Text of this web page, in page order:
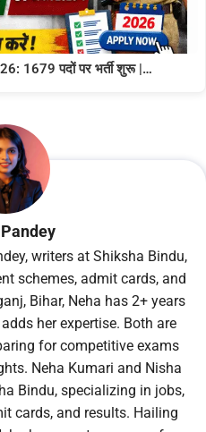
1679 पदों पर भर्ती शुरू |…
writers at Shiksha Bindu,
schemes, admit cards, and
Bihar, Neha has 2+ years
her expertise. Both are
for competitive exams
Neha Kumari and Nisha
Bindu, specializing in jobs,
cards, and results. Hailing